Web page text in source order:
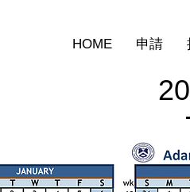
HOME 申請